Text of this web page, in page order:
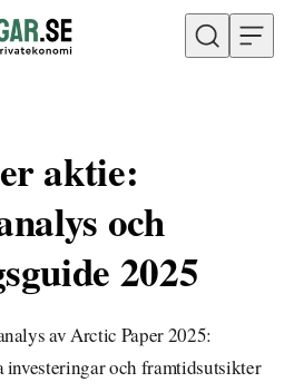
aktie:
och
2025
av Arctic Paper 2025:
investeringar och framtidsutsikter